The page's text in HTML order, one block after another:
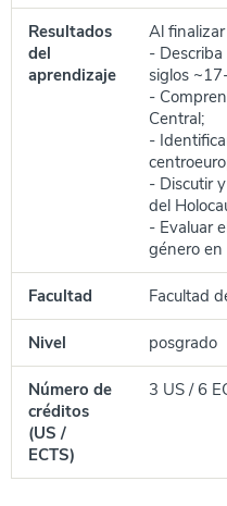
Resultados
del
aprendizaje
Al
-
siglos
-
Central;
-
- Discutir
del
- Evaluar
género en
Facultad Facultad
Nivel posgrado
Número de
créditos
(US /
ECTS)
3 US / 6